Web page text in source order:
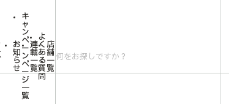
お
知
ら
せ
キ
ャ
ン
ペ
ー
ン
ペ
ー
ジ
一
覧
連
載
一
覧
よ
く
あ
る
質
問
店
舗
一
覧
【予約商品】ブルーアーカイブ トレーディングアクリルスタンド